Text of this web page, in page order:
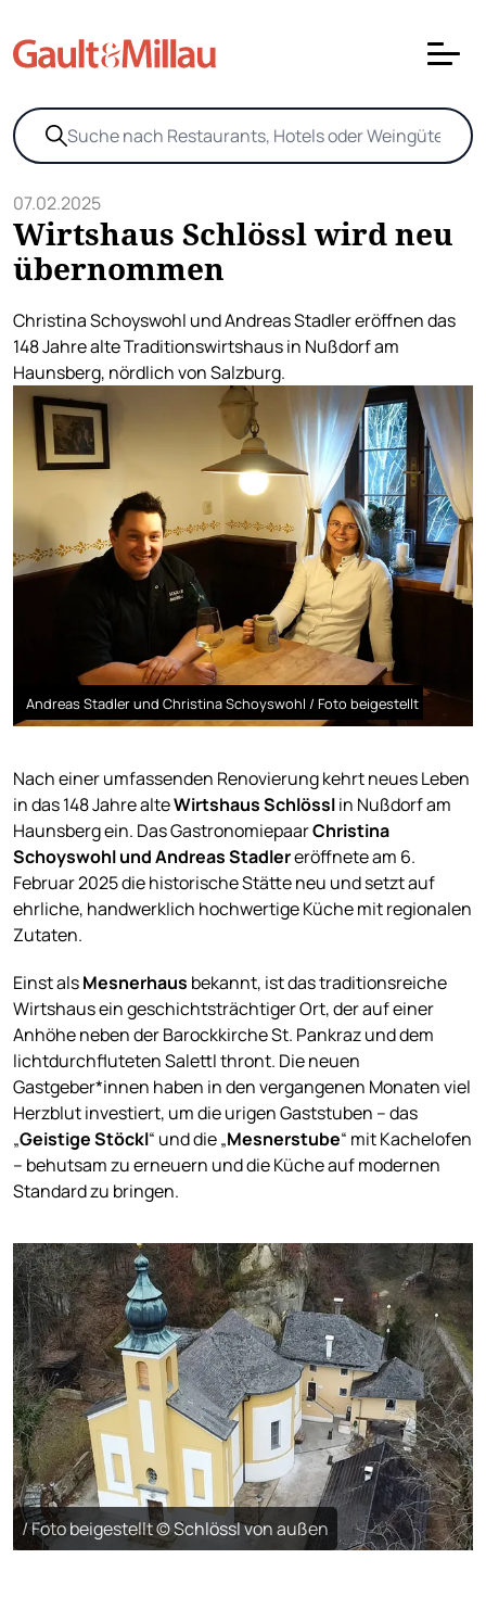
07.02.2025
Wirtshaus Schlössl wird neu
übernommen
Christina Schoyswohl und Andreas Stadler eröffnen das
148 Jahre alte Traditionswirtshaus in Nußdorf am
Haunsberg, nördlich von Salzburg.
Andreas Stadler und Christina Schoyswohl / Foto beigestellt
Nach einer umfassenden Renovierung kehrt neues Leben
in das 148 Jahre alteWirtshaus Schlösslin Nußdorf am
Haunsberg ein. Das GastronomiepaarChristina
Schoyswohl und Andreas Stadlereröffnete am 6.
Februar 2025 die historische Stätte neu und setzt auf
ehrliche, handwerklich hochwertige Küche mit regionalen
Zutaten.
Einst alsMesnerhaus bekannt, ist das traditionsreiche
Wirtshaus ein geschichtsträchtiger Ort, der auf einer
Anhöhe neben der Barockkirche St. Pankraz und dem
lichtdurchfluteten Salettl thront. Die neuen
Gastgeber*innen haben in den vergangenen Monaten viel
Herzblut investiert, um die urigen Gaststuben – das
„Geistige Stöckl“ und die „Mesnerstube“ mit Kachelofen
– behutsam zu erneuern und die Küche auf modernen
Standard zu bringen.
/ Foto beigestellt © Schlössl von außen